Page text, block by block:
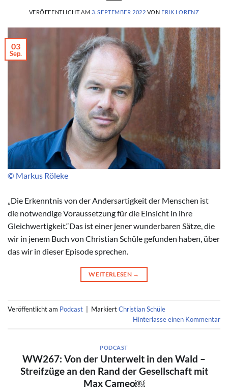
VERÖFFENTLICHT AM 3. SEPTEMBER 2022 VON ERIK LORENZ
© Markus Röleke
03
Sep.
„Die Erkenntnis von der Andersartigkeit der Menschen ist
die notwendige Voraussetzung für die Einsicht in ihre
Gleichwertigkeit.“Das ist einer jener wunderbaren Sätze, die
wir in jenem Buch von Christian Schüle gefunden haben, über
das wir in dieser Episode sprechen.
WEITERLESEN →
Veröffentlicht am Podcast MarkiertChristian Schüle
Hinterlasse einen Kommentar
PODCAST
WW267: Von der Unterwelt in den Wald –
Streifzüge an den Rand der Gesellschaft mit
Max Cameo￼